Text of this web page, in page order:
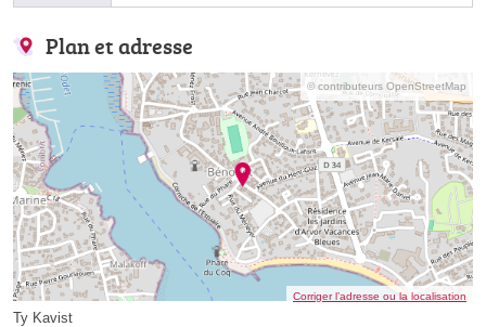
Plan et adresse
© contributeurs OpenStreetMap
Corriger l’adresse ou la localisation
Ty Kavist